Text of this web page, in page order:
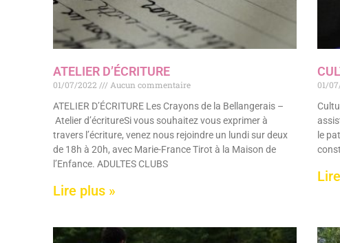
ATELIER D’ÉCRITURE
01/07/2022
Aucun commentaire
ATELIER D’ÉCRITURE Les Crayons de la Bellangerais –
Atelier d’écritureSi vous souhaitez vous exprimer à
travers l’écriture, venez nous rejoindre un lundi sur deux
de 18h à 20h, avec Marie-France Tirot à la Maison de
l’Enfance. ADULTES CLUBS
Lire plus »
01/
le